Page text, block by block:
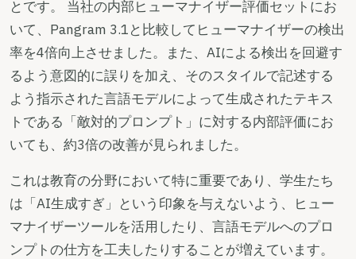
とです。 当社の内部ヒューマナイザー評価セットにお
いて、Pangram 3.1と比較してヒューマナイザーの検出
率を4倍向上させました。また、AIによる検出を回避す
るよう意図的に誤りを加え、そのスタイルで記述する
よう指示された言語モデルによって生成されたテキス
トである「敵対的プロンプト」に対する内部評価にお
いても、約3倍の改善が見られました。
これは教育の分野において特に重要であり、学生たち
は「AI生成すぎ」という印象を与えないよう、ヒュー
マナイザーツールを活用したり、言語モデルへのプロ
ンプトの仕方を工夫したりすることが増えています。